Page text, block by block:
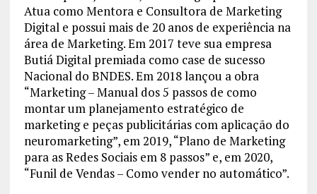
Atua como Mentora e Consultora de Marketing
Digital e possui mais de 20 anos de experiência na
área de Marketing. Em 2017 teve sua empresa
Butiá Digital premiada como case de sucesso
Nacional do BNDES. Em 2018 lançou a obra
“Marketing – Manual dos 5 passos de como
montar um planejamento estratégico de
marketing e peças publicitárias com aplicação do
neuromarketing”, em 2019, “Plano de Marketing
para as Redes Sociais em 8 passos” e, em 2020,
“Funil de Vendas – Como vender no automático”.